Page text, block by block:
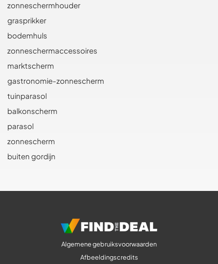
zonneschermhouder
grasprikker
bodemhuls
zonneschermaccessoires
marktscherm
gastronomie-zonnescherm
tuinparasol
balkonscherm
parasol
zonnescherm
buiten gordijn
Algemene gebruiksvoorwaarden
Afbeeldingscredits